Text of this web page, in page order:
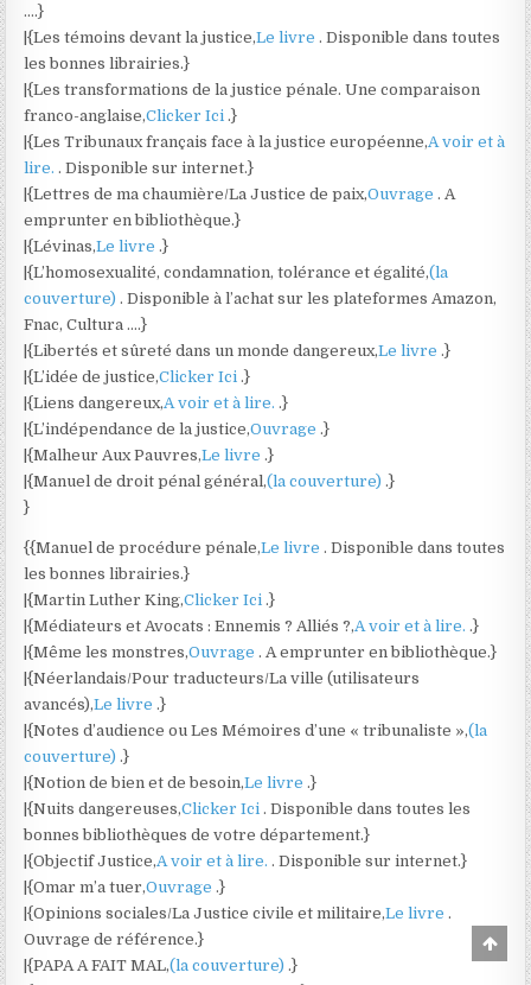
….}
|{Les témoins devant la justice,Le livre . Disponible dans toutes
les bonnes librairies.}
|{Les transformations de la justice pénale. Une comparaison
franco-anglaise,Clicker Ici .}
|{Les Tribunaux français face à la justice européenne,A voir et à
lire. . Disponible sur internet.}
|{Lettres de ma chaumière/La Justice de paix,Ouvrage . A
emprunter en bibliothèque.}
|{Lévinas,Le livre .}
|{L’homosexualité, condamnation, tolérance et égalité,(la
couverture) . Disponible à l’achat sur les plateformes Amazon,
Fnac, Cultura ….}
|{Libertés et sûreté dans un monde dangereux,Le livre .}
|{L’idée de justice,Clicker Ici .}
|{Liens dangereux,A voir et à lire. .}
|{L’indépendance de la justice,Ouvrage .}
|{Malheur Aux Pauvres,Le livre .}
|{Manuel de droit pénal général,(la couverture) .}
}
{{Manuel de procédure pénale,Le livre . Disponible dans toutes
les bonnes librairies.}
|{Martin Luther King,Clicker Ici .}
|{Médiateurs et Avocats : Ennemis ? Alliés ?,A voir et à lire. .}
|{Même les monstres,Ouvrage . A emprunter en bibliothèque.}
|{Néerlandais/Pour traducteurs/La ville (utilisateurs
avancés),Le livre .}
|{Notes d’audience ou Les Mémoires d’une « tribunaliste »,(la
couverture) .}
|{Notion de bien et de besoin,Le livre .}
|{Nuits dangereuses,Clicker Ici . Disponible dans toutes les
bonnes bibliothèques de votre département.}
|{Objectif Justice,A voir et à lire. . Disponible sur internet.}
|{Omar m’a tuer,Ouvrage .}
|{Opinions sociales/La Justice civile et militaire,Le livre .
Ouvrage de référence.}
|{PAPA A FAIT MAL,(la couverture) .}
to
Top